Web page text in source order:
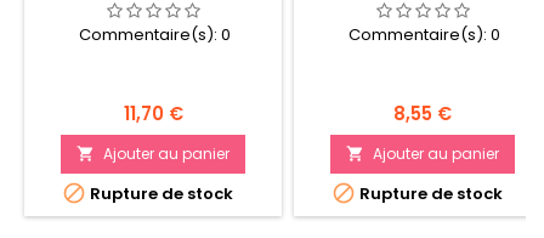
Commentaire(s): 0
Prix
11,70 €
 Ajouter au panier
 Rupture de stock
Commentaire(s): 0
Prix
8,55 €
 Ajouter au panier
 Rupture de stock